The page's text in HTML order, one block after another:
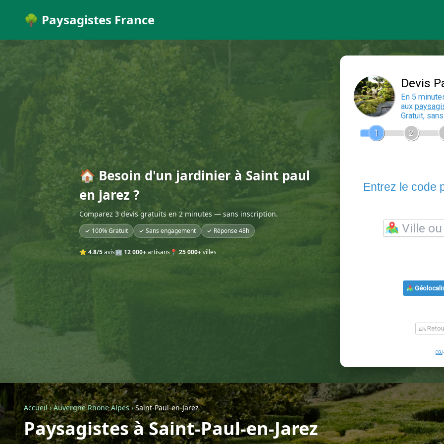
🌳 Paysagistes France
🏠 Besoin d'un jardinier à Saint paul
en jarez ?
Comparez 3 devis gratuits en 2 minutes — sans inscription.
✓ 100% Gratuit ✓ Sans engagement ✓ Réponse 48h
⭐ 4.8/5avis🏢 12 000+artisans 📍 25 000+villes
Accueil›Auvergne Rhone Alpes›Saint-Paul-en-Jarez
Paysagistes à Saint-Paul-en-Jarez